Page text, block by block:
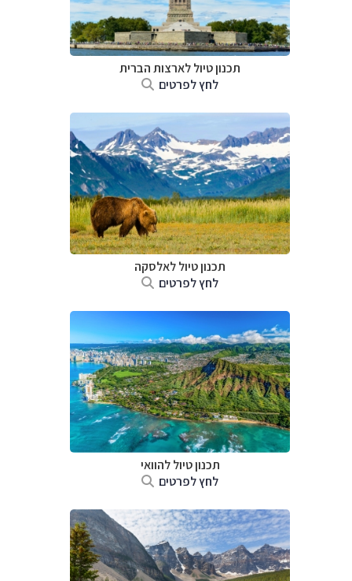
תכנון טיול לארצות הברית
לחץ לפרטים
תכנון טיול לאלסקה
לחץ לפרטים
תכנון טיול להוואי
לחץ לפרטים